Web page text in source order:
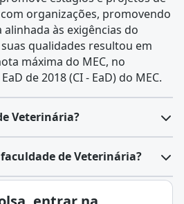
organizações, promovendo
às exigências do
qualidades resultou em
máxima do MEC, no
de 2018 (CI - EaD) do MEC.
Veterinária?
de Veterinária?